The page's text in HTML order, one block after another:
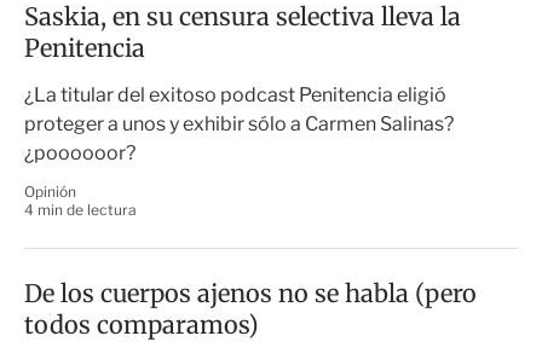
Saskia, en su censura selectiva lleva la
Penitencia
¿La titular del exitoso podcast Penitencia eligió
proteger a unos y exhibir sólo a Carmen Salinas?
¿poooooor?
Opinión
4 min de lectura
De los cuerpos ajenos no se habla (pero
todos comparamos)